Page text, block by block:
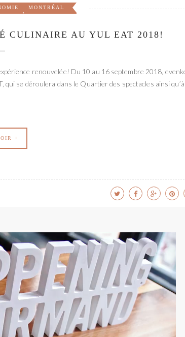
,
MONTRÉAL
CULINAIRE AU YUL EAT 2018!
renouvelée! Du 10 au 16 septembre 2018,
se déroulera dans le Quartier des spectacles ainsi qu’à
+